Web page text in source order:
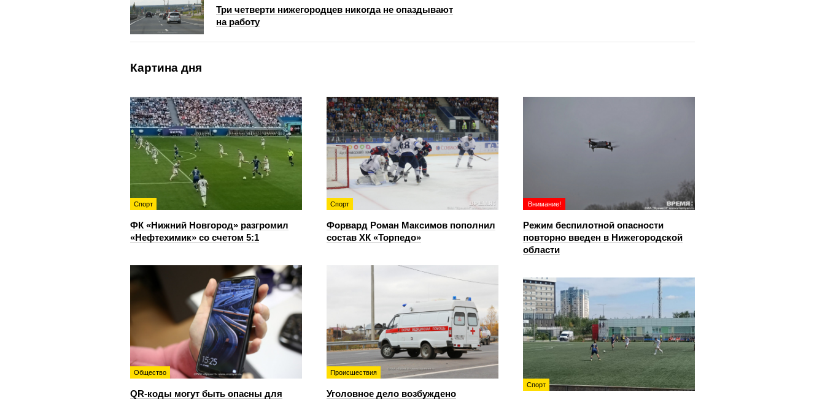
Три четверти нижегородцев никогда не опаздывают
на работу
Картина дня
Спорт
ФК «Нижний Новгород» разгромил
«Нефтехимик» со счетом 5:1
Спорт
Форвард Роман Максимов пополнил
состав ХК «Торпедо»
Внимание!
Режим беспилотной опасности
повторно введен в Нижегородской
области
Общество
QR-коды могут быть опасны для
Происшествия
Уголовное дело возбуждено
Спорт